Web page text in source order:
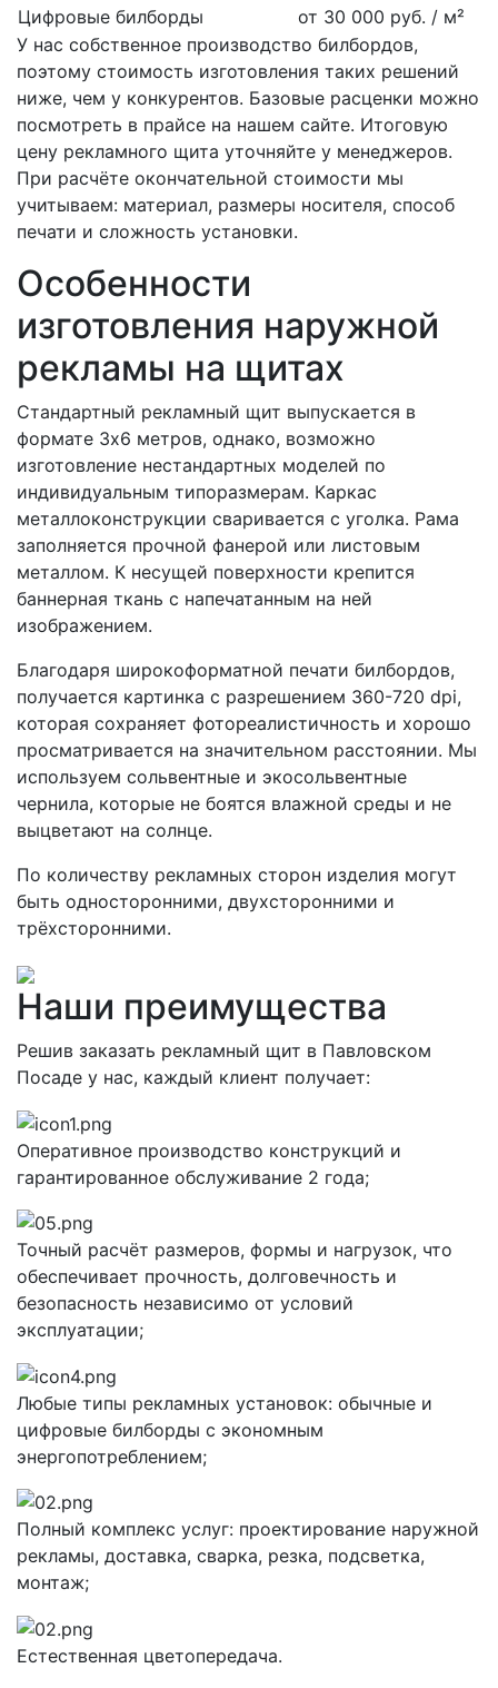
Цифровые билборды
от 30 000 руб. / м²
У нас собственное производство билбордов,
поэтому стоимость изготовления таких решений
ниже, чем у конкурентов. Базовые расценки можно
посмотреть в прайсе на нашем сайте. Итоговую
цену рекламного щита уточняйте у менеджеров.
При расчёте окончательной стоимости мы
учитываем: материал, размеры носителя, способ
печати и сложность установки.
Особенности
изготовления наружной
рекламы на щитах
Стандартный рекламный щит выпускается в
формате 3х6 метров, однако, возможно
изготовление нестандартных моделей по
индивидуальным типоразмерам. Каркас
металлоконструкции сваривается с уголка. Рама
заполняется прочной фанерой или листовым
металлом. К несущей поверхности крепится
баннерная ткань с напечатанным на ней
изображением.
Благодаря широкоформатной печати билбордов,
получается картинка с разрешением 360-720 dpi,
которая сохраняет фотореалистичность и хорошо
просматривается на значительном расстоянии. Мы
используем сольвентные и экосольвентные
чернила, которые не боятся влажной среды и не
выцветают на солнце.
По количеству рекламных сторон изделия могут
быть односторонними, двухсторонними и
трёхсторонними.
Наши преимущества
Решив заказать рекламный щит в Павловском
Посаде у нас, каждый клиент получает:
Оперативное производство конструкций и
гарантированное обслуживание 2 года;
Точный расчёт размеров, формы и нагрузок, что
обеспечивает прочность, долговечность и
безопасность независимо от условий
эксплуатации;
Любые типы рекламных установок: обычные и
цифровые билборды с экономным
энергопотреблением;
Полный комплекс услуг: проектирование наружной
рекламы, доставка, сварка, резка, подсветка,
монтаж;
Естественная цветопередача.